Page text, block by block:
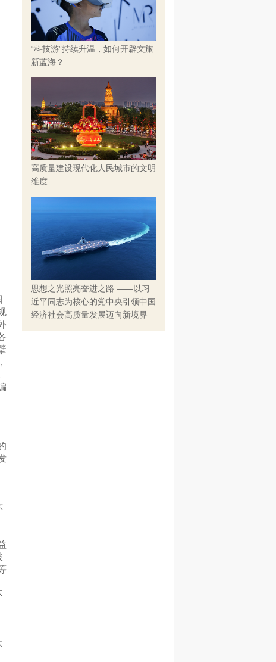
“科技游”持续升温，如何开辟文旅
新蓝海？
高质量建设现代化人民城市的文明
维度
思想之光照亮奋进之路 ——以习
近平同志为核心的党中央引领中国
经济社会高质量发展迈向新境界